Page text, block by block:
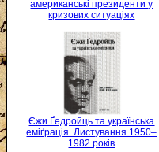
американські президенти у
кризових ситуаціях
Єжи Ґедройць та українська
еміґрація. Листування 1950–
1982 років